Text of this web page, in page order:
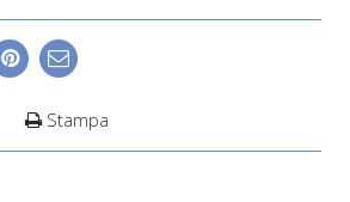
Stampa